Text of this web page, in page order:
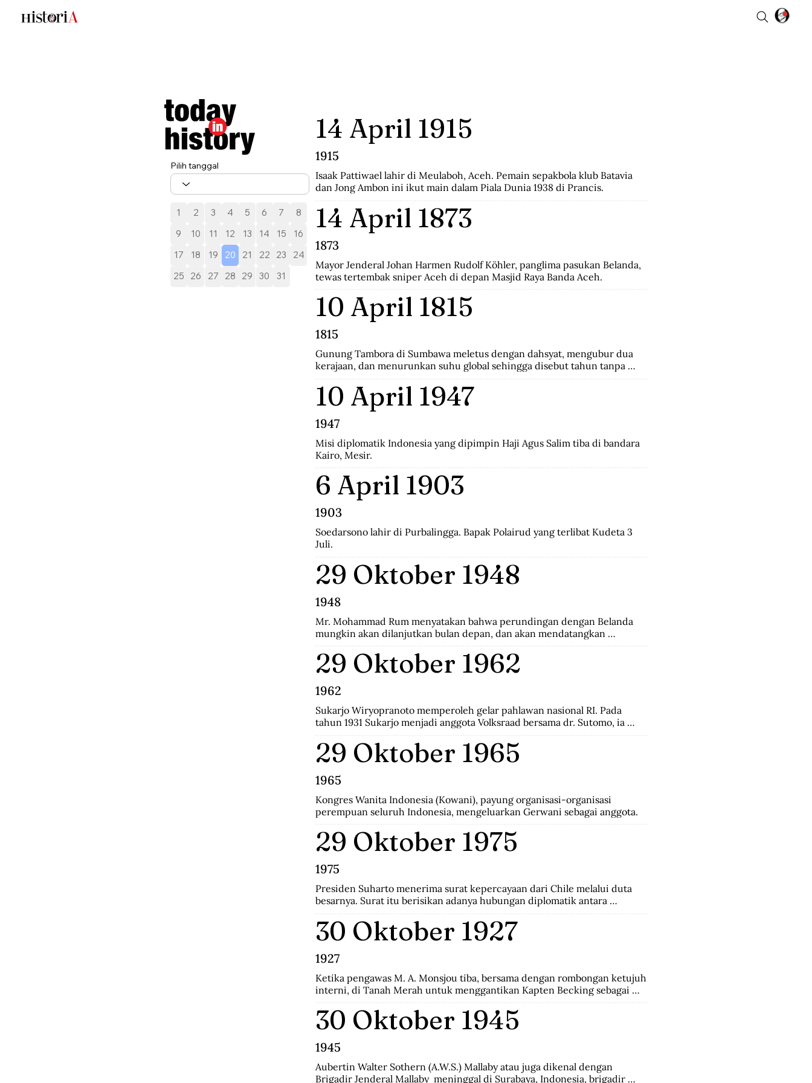
Pilih tanggal
1 2 3 4 5 6 7
8
9
10 11 12 13 14 15
16
17
18 19 20 21 22 23
24
25
26 27 28 29 30 31
14 April 1915
1915
Isaak Pattiwael lahir di Meulaboh, Aceh. Pemain sepakbola klub Batavia
dan Jong Ambon ini ikut main dalam Piala Dunia 1938 di Prancis.
14 April 1873
1873
Mayor Jenderal Johan Harmen Rudolf Köhler, panglima pasukan Belanda,
tewas tertembak sniper Aceh di depan Masjid Raya Banda Aceh.
10 April 1815
1815
Gunung Tambora di Sumbawa meletus dengan dahsyat, mengubur dua
kerajaan, dan menurunkan suhu global sehingga disebut tahun tanpa
10 April 1947
1947
Misi diplomatik Indonesia yang dipimpin Haji Agus Salim tiba di bandara
Kairo, Mesir.
6 April 1903
1903
Soedarsono lahir di Purbalingga. Bapak Polairud yang terlibat Kudeta 3
Juli.
29 Oktober 1948
1948
Mr. Mohammad Rum menyatakan bahwa perundingan dengan Belanda
mungkin akan dilanjutkan bulan depan, dan akan mendatangkan
29 Oktober 1962
1962
Sukarjo Wiryopranoto memperoleh gelar pahlawan nasional RI. Pada
tahun 1931 Sukarjo menjadi anggota Volksraad bersama dr. Sutomo, ia
pindah ke Partai Indonesia Raya (Parindra). Seteleh kemerdekaan,
Sukarjo pernah menduduki jabatan Duta Besar Indonesia Republik
29 Oktober 1965
1965
Kongres Wanita Indonesia (Kowani), payung organisasi-organisasi
perempuan seluruh Indonesia, mengeluarkan Gerwani sebagai anggota.
29 Oktober 1975
1975
Presiden Suharto menerima surat kepercayaan dari Chile melalui duta
besarnya. Surat itu berisikan adanya hubungan diplomatik antara
30 Oktober 1927
1927
Ketika pengawas M. A. Monsjou tiba, bersama dengan rombongan ketujuh
interni, di Tanah Merah untuk menggantikan Kapten Becking sebagai
penduduk kamp tercatat 930 terdiri 538 interni dan 382 anggota
keluarga.
30 Oktober 1945
1945
Aubertin Walter Sothern (A.W.S.) Mallaby atau juga dikenal dengan
Brigadir Jenderal Mallaby  meninggal di Surabaya, Indonesia, brigadir